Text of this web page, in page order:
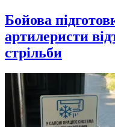
Бойова
артилеристи
стрільби